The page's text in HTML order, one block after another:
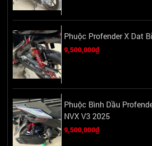
Phuộc Profender X Dat
9,500,000₫
Phuộc Bình Dầu
NVX V3 2025
9,500,000₫